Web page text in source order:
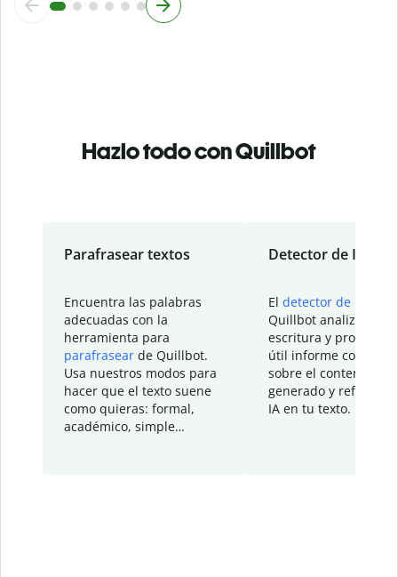
Hazlo todo con Quillbot
Parafrasear textos
Encuentra las palabras
adecuadas con la
herramienta para
parafrasear de Quillbot.
Usa nuestros modos para
hacer que el texto suene
como quieras: formal,
académico, simple…
Detector de IA
El detector de IA
Quillbot analiza tu
escritura y
útil informe con
sobre el contenido
generado y refinado
IA en tu texto.